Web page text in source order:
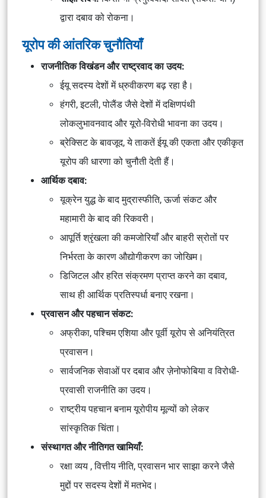
द्वारा दबाव को रोकना।
यूरोप की आंतरिक चुनौतियाँ
राजनीतिक विखंडन और राष्ट्रवाद का उदय:
ईयू सदस्य देशों में ध्रुवीकरण बढ़ रहा है।
हंगरी, इटली, पोलैंड जैसे देशों में दक्षिणपंथी
लोकलुभावनवाद और यूरो-विरोधी भावना का उदय।
ब्रेक्सिट के बावजूद, ये ताकतें ईयू की एकता और एकीकृत
यूरोप की धारणा को चुनौती देती हैं।
आर्थिक दबाव:
यूक्रेन युद्ध के बाद मुद्रास्फीति, ऊर्जा संकट और
महामारी के बाद की रिकवरी।
आपूर्ति श्रृंखला की कमजोरियाँ और बाहरी स्रोतों पर
निर्भरता के कारण औद्योगीकरण का जोखिम।
डिजिटल और हरित संक्रमण प्राप्त करने का दबाव,
साथ ही आर्थिक प्रतिस्पर्धा बनाए रखना।
प्रवासन और पहचान संकट:
अफ्रीका, पश्चिम एशिया और पूर्वी यूरोप से अनियंत्रित
प्रवासन।
सार्वजनिक सेवाओं पर दबाव और ज़ेनोफोबिया व विरोधी-
प्रवासी राजनीति का उदय।
राष्ट्रीय पहचान बनाम यूरोपीय मूल्यों को लेकर
सांस्कृतिक चिंता।
संस्थागत और नीतिगत खामियाँ:
रक्षा व्यय , वित्तीय नीति, प्रवासन भार साझा करने जैसे
मुद्दों पर सदस्य देशों में मतभेद।